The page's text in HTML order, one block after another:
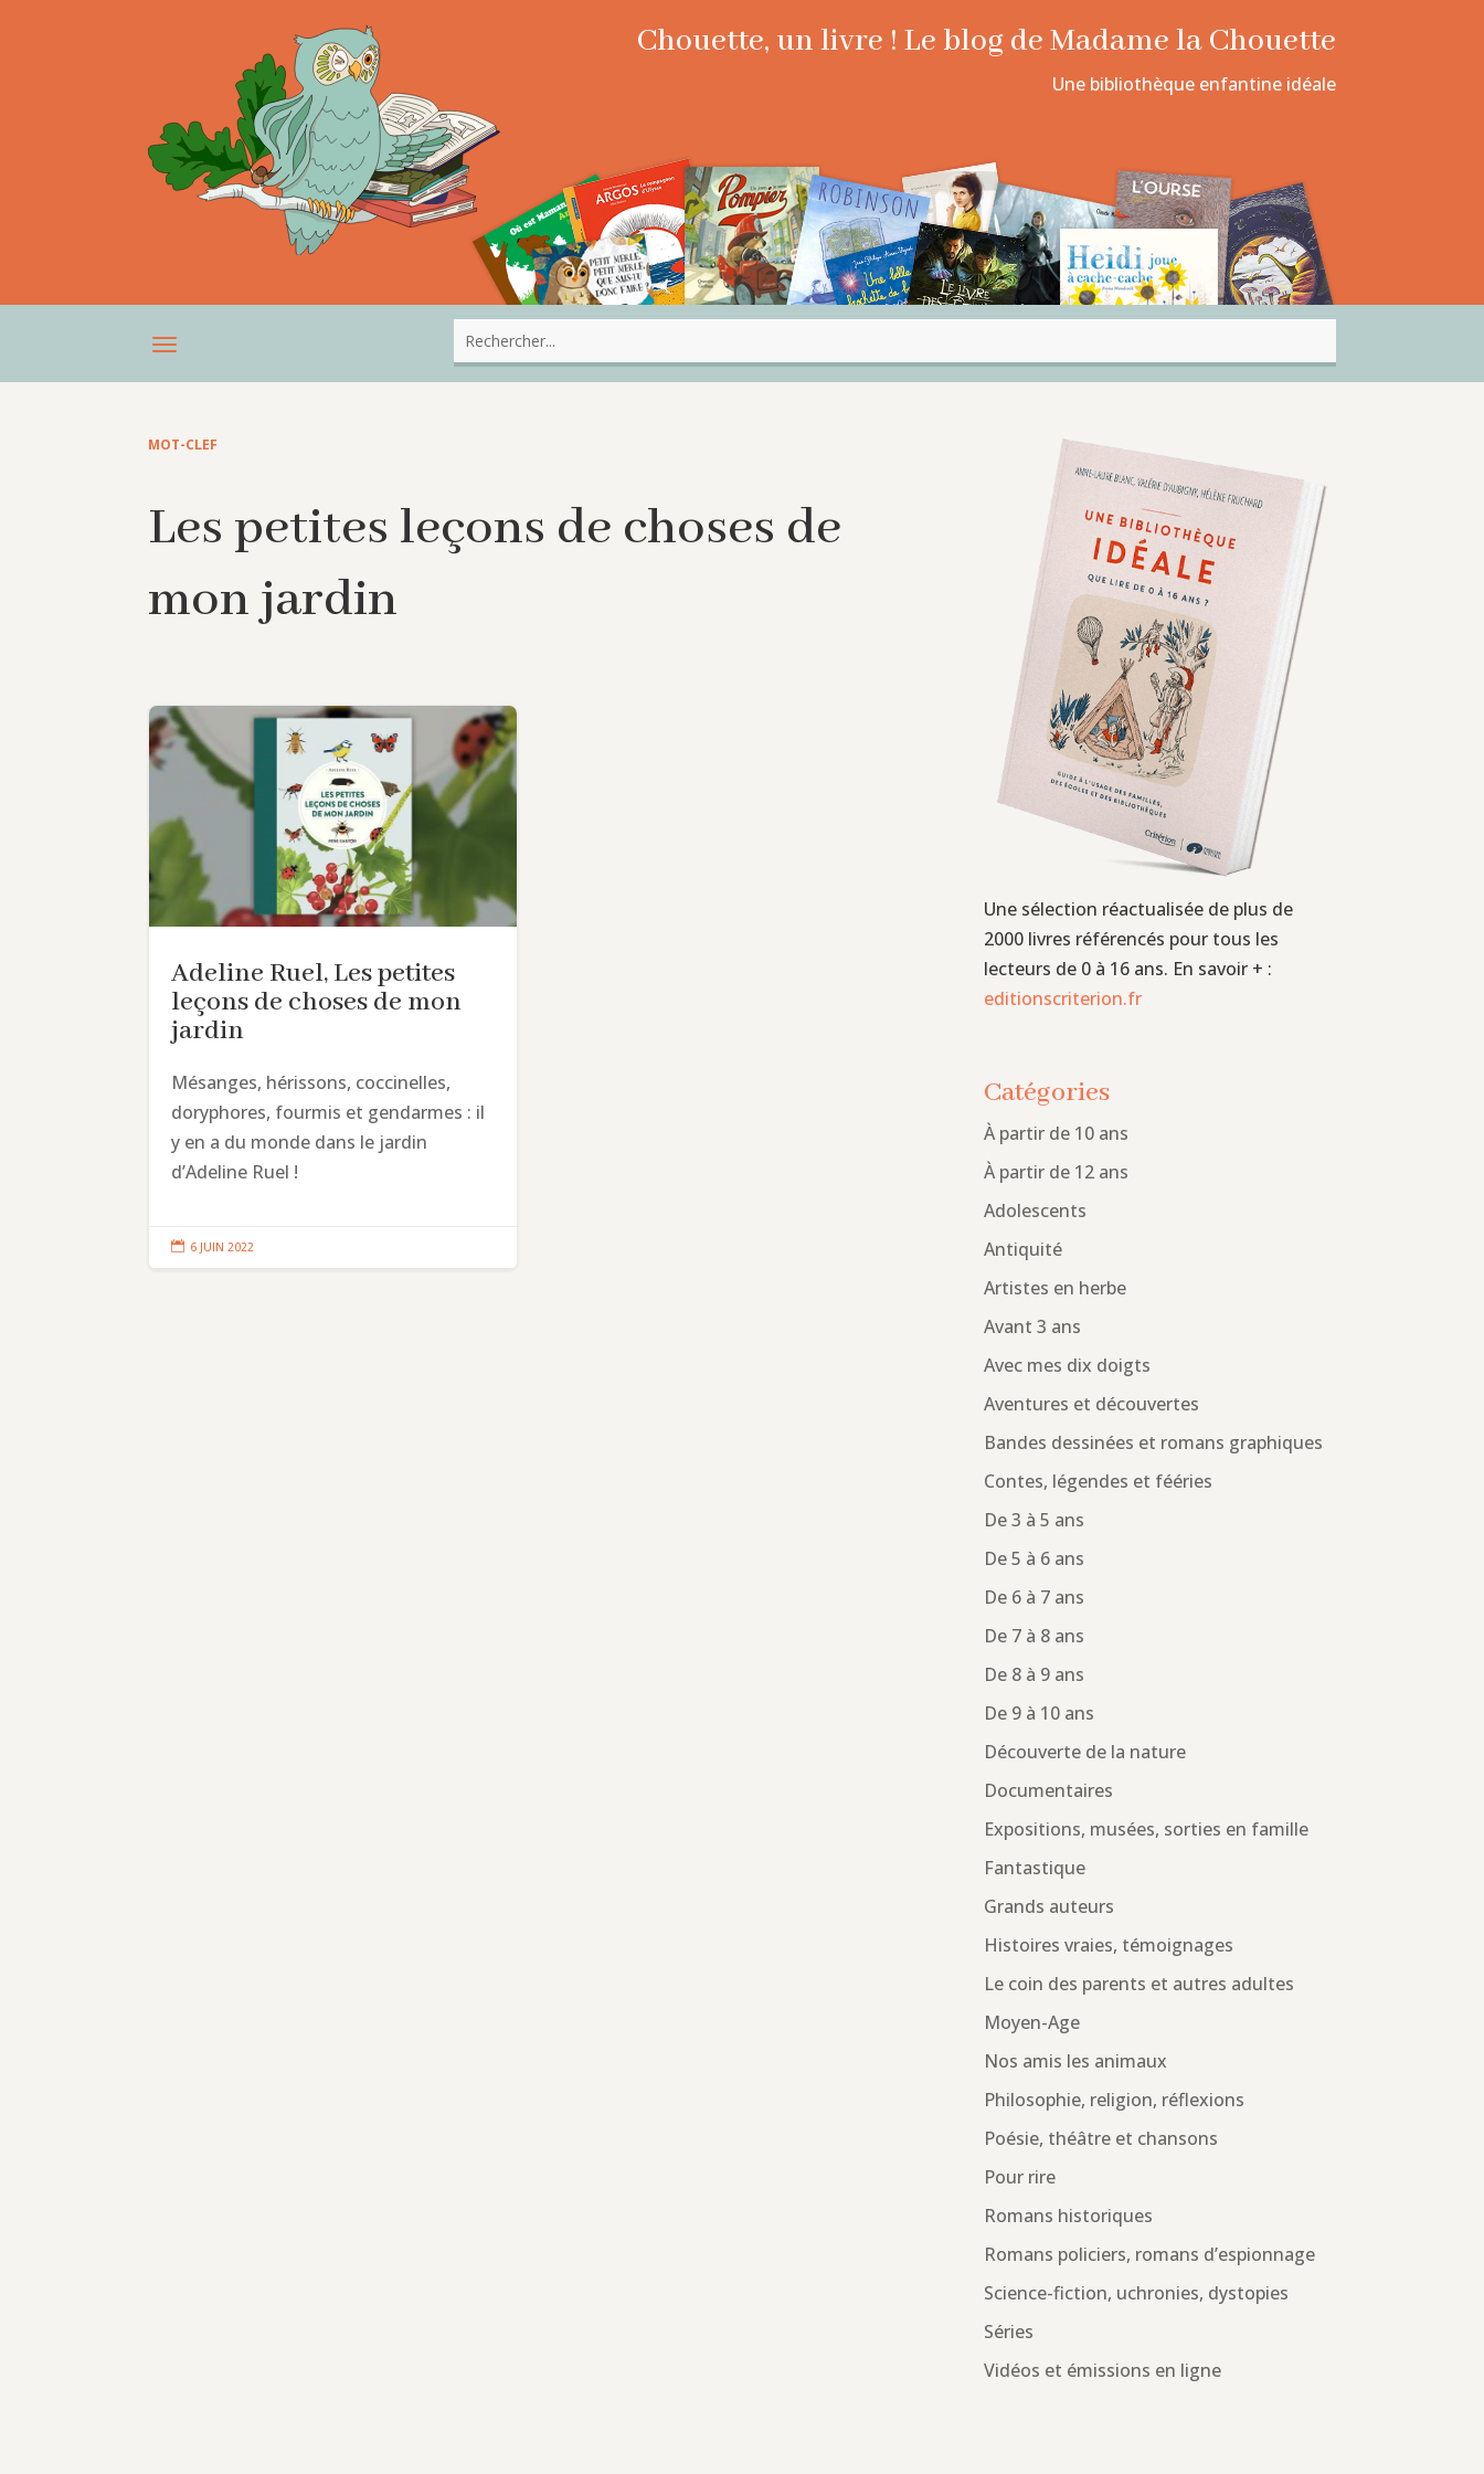
Chouette, un livre ! Le blog de Madame la Chouette
Une bibliothèque enfantine idéale
MOT-CLEF
Les petites leçons de choses de
mon jardin
Adeline Ruel, Les petites
leçons de choses de mon
jardin
Mésanges, hérissons, coccinelles,
doryphores, fourmis et gendarmes : il
y en a du monde dans le jardin
d’Adeline Ruel !
 6 JUIN 2022
Une sélection réactualisée de plus de
2000 livres référencés pour tous les
lecteurs de 0 à 16 ans. En savoir + :
editionscriterion.fr
Catégories
À partir de 10 ans
À partir de 12 ans
Adolescents
Antiquité
Artistes en herbe
Avant 3 ans
Avec mes dix doigts
Aventures et découvertes
Bandes dessinées et romans graphiques
Contes, légendes et fééries
De 3 à 5 ans
De 5 à 6 ans
De 6 à 7 ans
De 7 à 8 ans
De 8 à 9 ans
De 9 à 10 ans
Découverte de la nature
Documentaires
Expositions, musées, sorties en famille
Fantastique
Grands auteurs
Histoires vraies, témoignages
Le coin des parents et autres adultes
Moyen-Age
Nos amis les animaux
Philosophie, religion, réflexions
Poésie, théâtre et chansons
Pour rire
Romans historiques
Romans policiers, romans d’espionnage
Science-fiction, uchronies, dystopies
Séries
Vidéos et émissions en ligne